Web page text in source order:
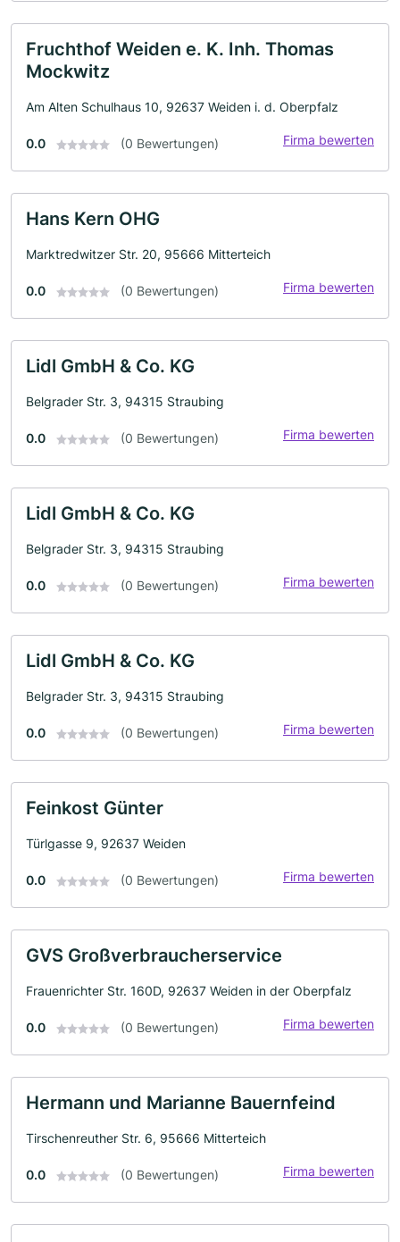
Fruchthof Weiden e. K. Inh. Thomas
Mockwitz
Am Alten Schulhaus 10, 92637 Weiden i. d. Oberpfalz
0.0 (0 Bewertungen) Firma bewerten
Hans Kern OHG
Marktredwitzer Str. 20, 95666 Mitterteich
0.0 (0 Bewertungen) Firma bewerten
Lidl GmbH & Co. KG
Belgrader Str. 3, 94315 Straubing
0.0 (0 Bewertungen) Firma bewerten
Lidl GmbH & Co. KG
Belgrader Str. 3, 94315 Straubing
0.0 (0 Bewertungen) Firma bewerten
Lidl GmbH & Co. KG
Belgrader Str. 3, 94315 Straubing
0.0 (0 Bewertungen) Firma bewerten
Feinkost Günter
Türlgasse 9, 92637 Weiden
0.0 (0 Bewertungen) Firma bewerten
GVS Großverbraucherservice
Frauenrichter Str. 160D, 92637 Weiden in der Oberpfalz
0.0 (0 Bewertungen) Firma bewerten
Hermann und Marianne Bauernfeind
Tirschenreuther Str. 6, 95666 Mitterteich
0.0 (0 Bewertungen) Firma bewerten